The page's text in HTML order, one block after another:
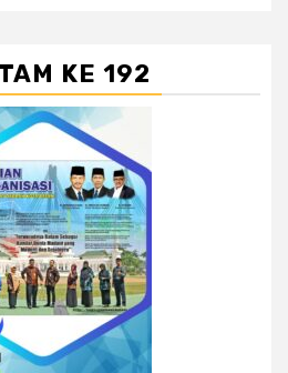
KE 192